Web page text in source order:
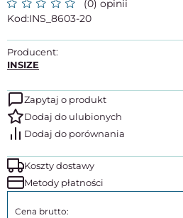
(0) opinii
INS_8603-20
Producent:
INSIZE
Zapytaj o produkt
Koszty dostawy
Metody płatności